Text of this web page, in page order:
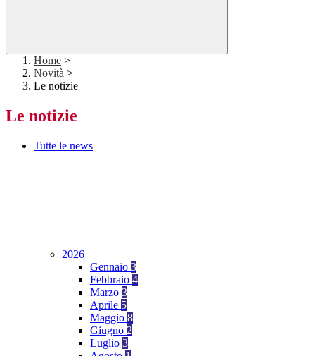
Home >
Novità >
Le notizie
Le notizie
Tutte le news
2026
Gennaio 3
Febbraio 4
Marzo 3
Aprile 5
Maggio 8
Giugno 2
Luglio 3